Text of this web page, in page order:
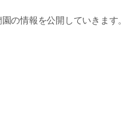
の情報を公開していきます。